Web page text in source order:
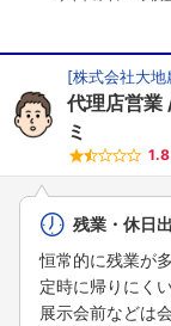
[株式会社大地
代理店営業
ミ
1.8
残業・休日
恒常的に残業が
定時に帰りにく
展示会前などは